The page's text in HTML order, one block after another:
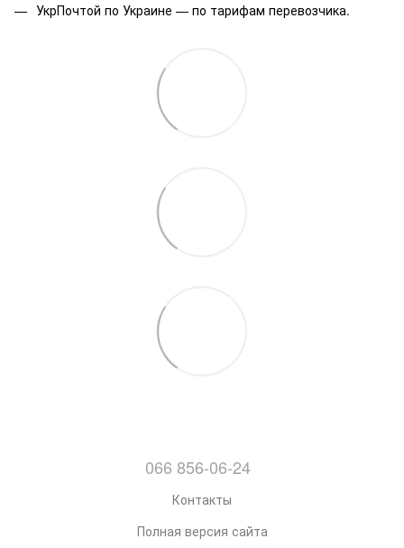
УкрПочтой по Украине — по тарифам перевозчика.
066 856-06-24
Контакты
Полная версия сайта